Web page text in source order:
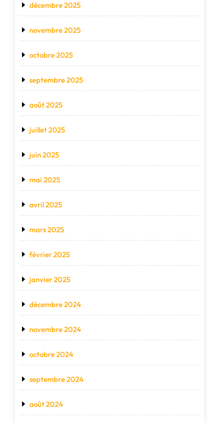
décembre 2025
novembre 2025
octobre 2025
septembre 2025
août 2025
juillet 2025
juin 2025
mai 2025
avril 2025
mars 2025
février 2025
janvier 2025
décembre 2024
novembre 2024
octobre 2024
septembre 2024
août 2024